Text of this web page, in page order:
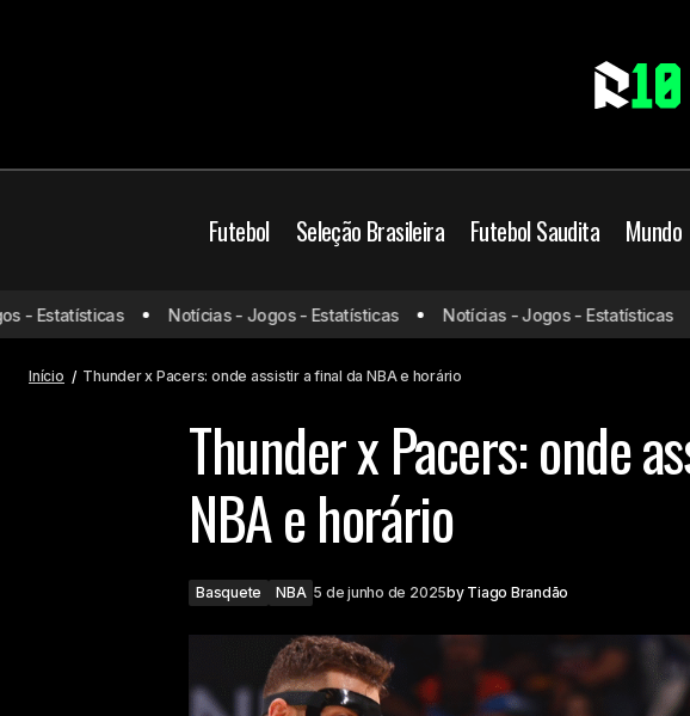
Futebol Seleção Brasileira Futebol Saudita Mundo
Chile x Argentina: onde assistir e
prováveis escalações
Basquete NBA
Estatísticas Notícias - Jogos - Estatísticas Notícias - Jogos - Estatísticas
Início Thunder x Pacers: onde assistir a final da NBA e horário
Thunder x Pacers: onde
NBA e horário
Basquete NBA 5 de junho de 2025by Tiago Brandão